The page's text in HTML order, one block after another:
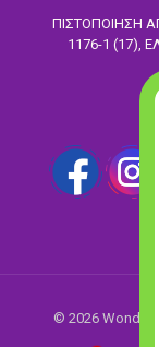
ΠΙΣΤΟΠΟΙΗΣΗ
1176-1 (17),
© 2026